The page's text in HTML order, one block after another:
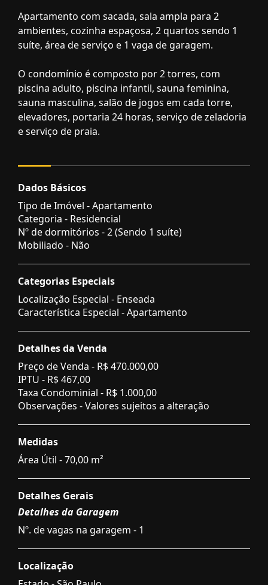
Apartamento com sacada, sala ampla para 2
ambientes, cozinha espaçosa, 2 quartos sendo 1
suíte, área de serviço e 1 vaga de garagem.
O condomínio é composto por 2 torres, com
piscina adulto, piscina infantil, sauna feminina,
sauna masculina, salão de jogos em cada torre,
elevadores, portaria 24 horas, serviço de zeladoria
e serviço de praia.
Dados Básicos
Tipo de Imóvel - Apartamento
Categoria - Residencial
Nº de dormitórios - 2 (Sendo 1 suíte)
Mobiliado - Não
Categorias Especiais
Localização Especial - Enseada
Característica Especial - Apartamento
Detalhes da Venda
Preço de Venda - R$ 470.000,00
IPTU - R$ 467,00
Taxa Condominial - R$ 1.000,00
Observações - Valores sujeitos a alteração
Medidas
Área Útil - 70,00 m²
Detalhes Gerais
Detalhes da Garagem
Nº. de vagas na garagem - 1
Localização